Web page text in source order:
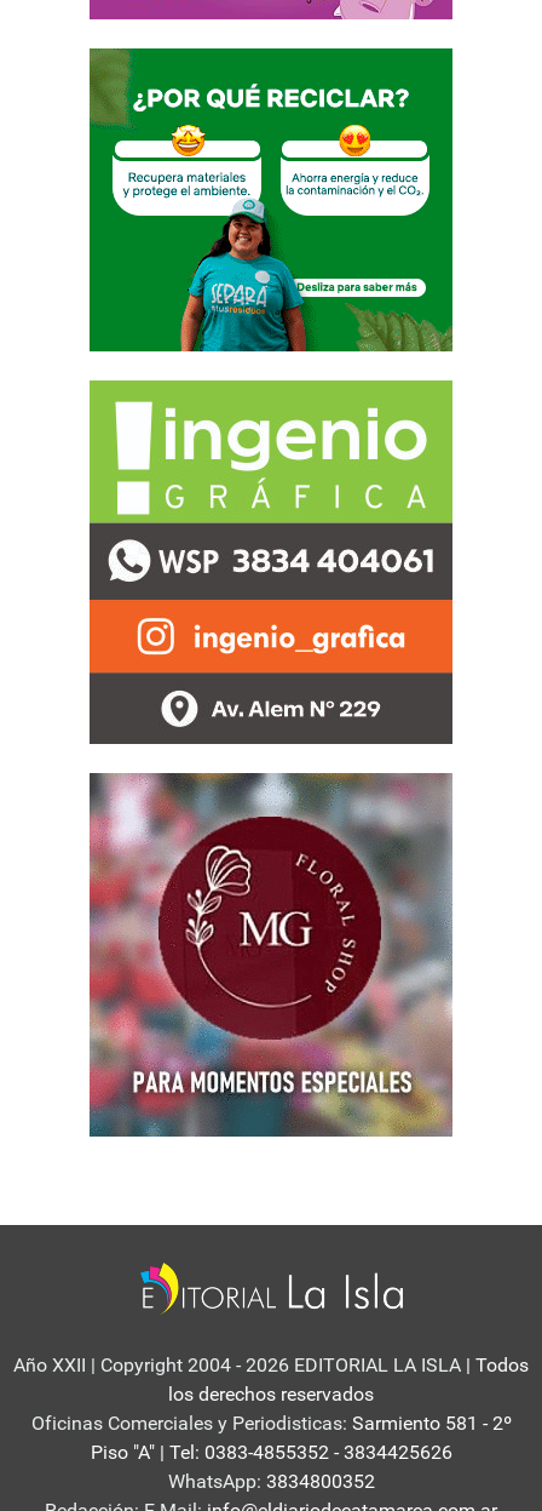
Año XXII | Copyright 2004 - 2026 EDITORIAL LA ISLA | Todos
los derechos reservados
Oficinas Comerciales y Periodisticas: Sarmiento 581 - 2º
Piso "A" | Tel: 0383-4855352 - 3834425626
WhatsApp: 3834800352